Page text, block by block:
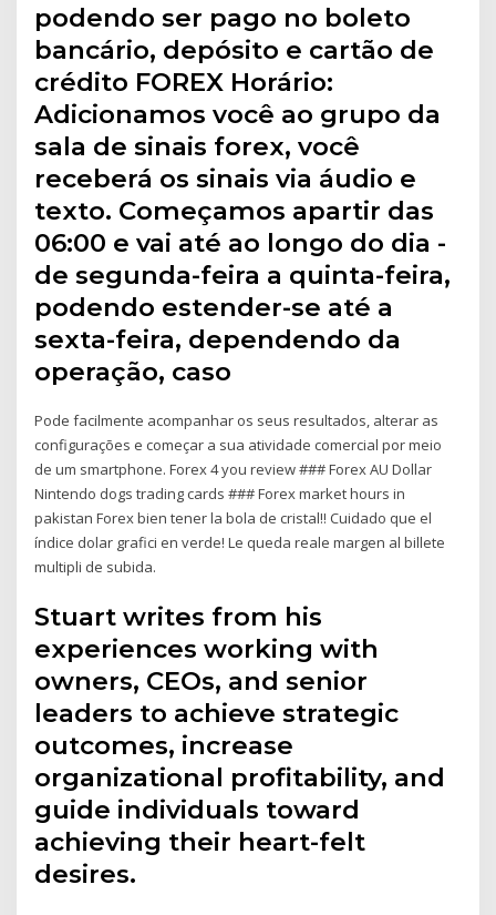
podendo ser pago no boleto
bancário, depósito e cartão de
crédito FOREX Horário:
Adicionamos você ao grupo da
sala de sinais forex, você
receberá os sinais via áudio e
texto. Começamos apartir das
06:00 e vai até ao longo do dia -
de segunda-feira a quinta-feira,
podendo estender-se até a
sexta-feira, dependendo da
operação, caso
Pode facilmente acompanhar os seus resultados, alterar as
configurações e começar a sua atividade comercial por meio
de um smartphone. Forex 4 you review ### Forex AU Dollar
Nintendo dogs trading cards ### Forex market hours in
pakistan Forex bien tener la bola de cristal!! Cuidado que el
índice dolar grafici en verde! Le queda reale margen al billete
multipli de subida.
Stuart writes from his
experiences working with
owners, CEOs, and senior
leaders to achieve strategic
outcomes, increase
organizational profitability, and
guide individuals toward
achieving their heart-felt
desires.